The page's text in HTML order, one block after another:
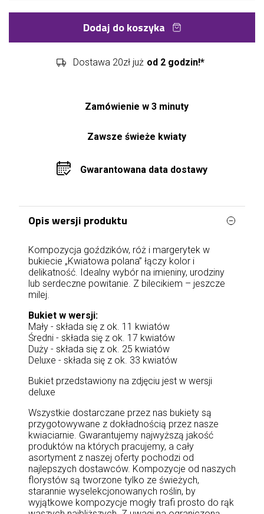
Dodaj do koszyka
Dostawa 20zł już od 2 godzin!*
Zamówienie w 3 minuty
Zawsze świeże kwiaty
Gwarantowana data dostawy
Opis wersji produktu
Kompozycja goździków, róż i margerytek w
bukiecie „Kwiatowa polana” łączy kolor i
delikatność. Idealny wybór na imieniny, urodziny
lub serdeczne powitanie. Z bilecikiem – jeszcze
milej.
Bukiet w wersji:
Mały - składa się z ok. 11 kwiatów
Średni - składa się z ok. 17 kwiatów
Duży - składa się z ok. 25 kwiatów
Deluxe - składa się z ok. 33 kwiatów
Bukiet przedstawiony na zdjęciu jest w wersji
deluxe
Wszystkie dostarczane przez nas bukiety są
przygotowywane z dokładnością przez nasze
kwiaciarnie. Gwarantujemy najwyższą jakość
produktów na których pracujemy, a cały
asortyment z naszej oferty pochodzi od
najlepszych dostawców. Kompozycje od naszych
florystów są tworzone tylko ze świeżych,
starannie wyselekcjonowanych roślin, by
wyjątkowe kompozycje mogły trafi prosto do rąk